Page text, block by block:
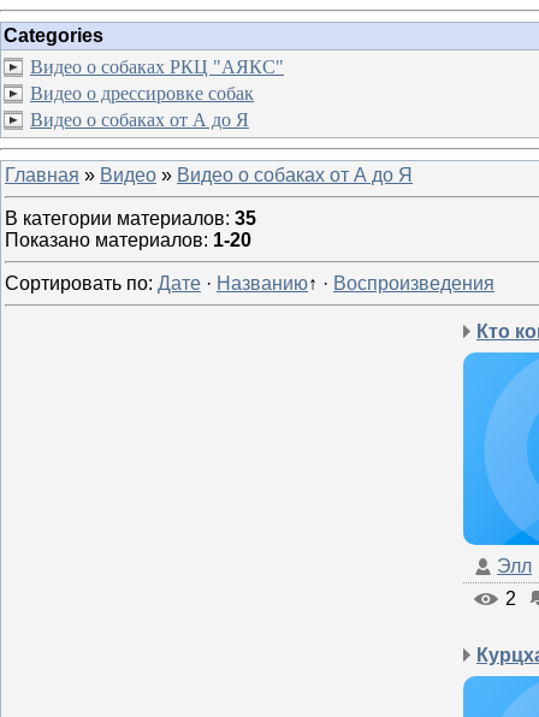
Categories
Видео о собаках РКЦ "АЯКС"
Видео о дрессировке собак
Видео о собаках от А до Я
Главная » Видео » Видео о собаках от А до Я
В категории материалов: 35
Показано материалов: 1-20
Сортировать по: Дате · Названию↑ · Воспроизведения
Элл
2